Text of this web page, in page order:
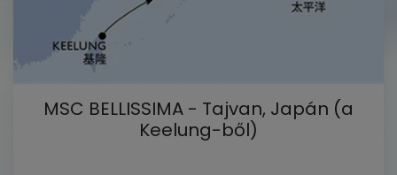
MSC BELLISSIMA - Tajvan, Japán (a
Keelung-ből)